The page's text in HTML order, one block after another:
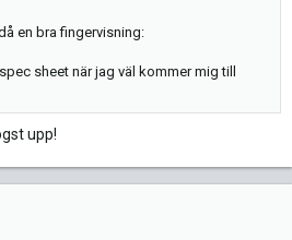
en bra fingervisning:
sheet när jag väl kommer mig till
upp!